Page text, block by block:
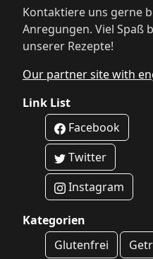
Kontaktiere uns gerne
Anregungen. Viel Spaß
unserer Rezepte!
Our partner site with
Link List
Facebook
Twitter
Instagram
Kategorien
Glutenfrei